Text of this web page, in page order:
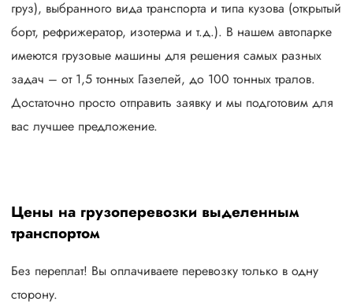
груз), выбранного вида транспорта и типа кузова (открытый
борт, рефрижератор, изотерма и т.д.). В нашем автопарке
имеются грузовые машины для решения самых разных
задач – от 1,5 тонных Газелей, до 100 тонных тралов.
Достаточно просто отправить заявку и мы подготовим для
вас лучшее предложение.
Цены на грузоперевозки выделенным
транспортом
Без переплат! Вы оплачиваете перевозку только в одну
сторону.